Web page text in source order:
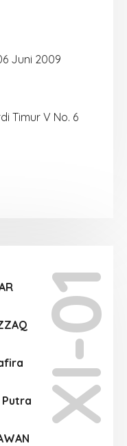
Juni 2009
Timur V No. 6
XI-01